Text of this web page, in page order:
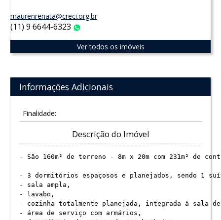
maurenrenata@creci.org.br
(11) 9 6644-6323
Ver todos os imóveis
Informações Adicionais
Finalidade:
Descrição do Imóvel
- São 160m² de terreno - 8m x 20m com 231m² de
- 3 dormitórios espaçosos e planejados, sendo 1
- sala ampla,
- lavabo,
- cozinha totalmente planejada, integrada à sala
- área de serviço com armários,